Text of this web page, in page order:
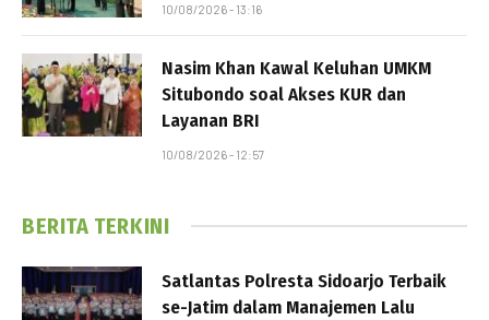
10/08/2026 - 13:16
Nasim Khan Kawal Keluhan UMKM
Situbondo soal Akses KUR dan
Layanan BRI
10/08/2026 - 12:57
BERITA TERKINI
Satlantas Polresta Sidoarjo Terbaik
se-Jatim dalam Manajemen Lalu